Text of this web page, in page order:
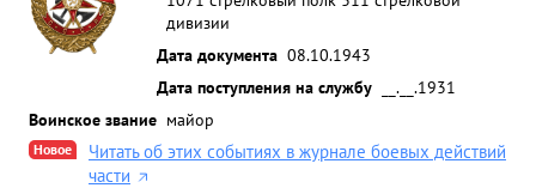
дивизии
Дата документа 08.10.1943
Дата поступления на службу
__.__.1931
Воинское звание майор
Новое
Читать об этих событиях в журнале боевых действий
части